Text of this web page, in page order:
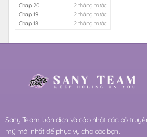
Chap 20
2 tháng trước
Chap 19
2 tháng trước
Chap 18
2 tháng trước
Sany Team luôn dịch và cập nhật các bộ
mỹ mới nhất để phục vụ cho các bạn.